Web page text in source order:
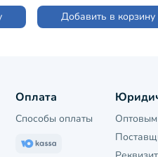
Добавить в корзину
Оплата
Способы оплаты